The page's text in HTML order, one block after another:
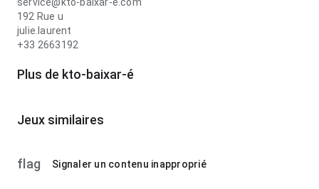
192 Rue u
julie.laurent
+33 2663192
Plus de kto-baixar-é
Jeux similaires
flag Signaler un contenu inapproprié